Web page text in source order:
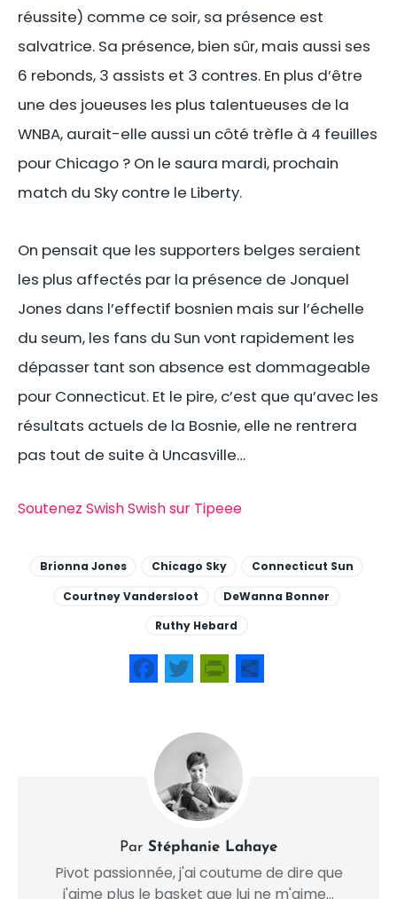
réussite) comme ce soir, sa présence est
salvatrice. Sa présence, bien sûr, mais aussi ses
6 rebonds, 3 assists et 3 contres. En plus d’être
une des joueuses les plus talentueuses de la
WNBA, aurait-elle aussi un côté trèfle à 4 feuilles
pour Chicago ? On le saura mardi, prochain
match du Sky contre le Liberty.
On pensait que les supporters belges seraient
les plus affectés par la présence de Jonquel
Jones dans l’effectif bosnien mais sur l’échelle
du seum, les fans du Sun vont rapidement les
dépasser tant son absence est dommageable
pour Connecticut. Et le pire, c’est que qu’avec les
résultats actuels de la Bosnie, elle ne rentrera
pas tout de suite à Uncasville…
Brionna Jones Chicago Sky
Connecticut Sun
Courtney Vandersloot
DeWanna Bonner
Ruthy Hebard
Facebook
Twitter
PrintFriendly
Share
Par Stéphanie Lahaye
Pivot passionnée, j'ai coutume de dire que
j'aime plus le basket que lui ne m'aime...
Soutenez Swish Swish sur Tipeee